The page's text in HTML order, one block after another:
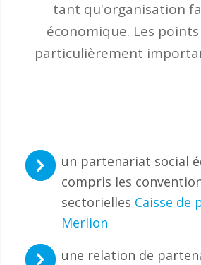
tant qu'organisation
économique. Les
particulièrement
un partenariat social
compris les
sectorielles Caisse de
Merlion
une relation de